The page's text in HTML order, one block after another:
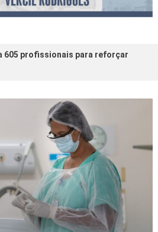
605 profissionais para reforçar